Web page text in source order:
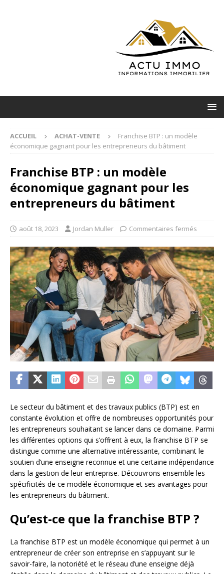
ACCUEIL ACHAT-VENTE
Franchise BTP : un modèle
économique gagnant pour les entrepreneurs du bâtiment
Franchise BTP : un modèle
économique gagnant pour les
entrepreneurs du bâtiment
août 18, 2023 Jordan Muller Commentaires fermés
Le secteur du bâtiment et des travaux publics (BTP) est en
constante évolution et offre de nombreuses opportunités pour
les entrepreneurs souhaitant se lancer dans ce domaine. Parmi
les différentes options qui s’offrent à eux, la franchise BTP se
distingue comme une alternative intéressante, combinant le
soutien d’une enseigne reconnue et une certaine indépendance
dans la gestion de leur entreprise. Découvrons ensemble les
spécificités de ce modèle économique et ses avantages pour
les entrepreneurs du bâtiment.
Qu’est-ce que la franchise BTP ?
La franchise BTP est un modèle économique qui permet à un
entrepreneur de créer son entreprise en s’appuyant sur le
savoir-faire, la notoriété et le réseau d’une enseigne déjà